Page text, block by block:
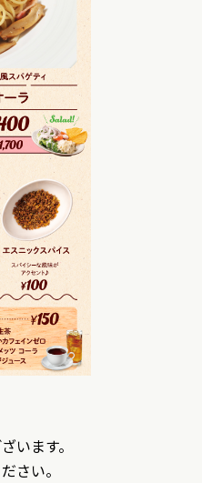
います。
さい。